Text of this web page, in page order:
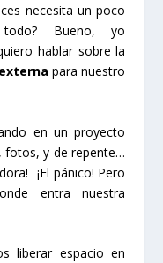
necesita un poco
Bueno, yo
hablar sobre la
para nuestro
en un proyecto
fotos, y de repente…
¡El pánico! Pero
entra nuestra
liberar espacio en